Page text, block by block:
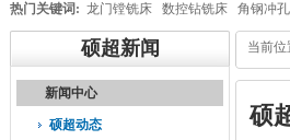
热门关键词: 龙门镗铣床 数控钻铣床 角钢冲
硕超新闻
新闻中心
硕超动态
当前位
硕